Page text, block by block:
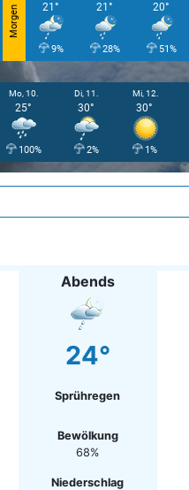
Morgen 21°
9%
21°
28%
20°
51%
Mo, 10.
25°
100%
Di, 11.
30°
2%
Mi, 12.
30°
1%
Abends
24°
Sprühregen
Bewölkung
68%
Niederschlag